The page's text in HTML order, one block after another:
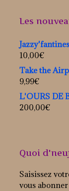
Les
10,00€
Take the
9,99€
L'OURS DE
200,00€
Quoi
Saisissez
vous